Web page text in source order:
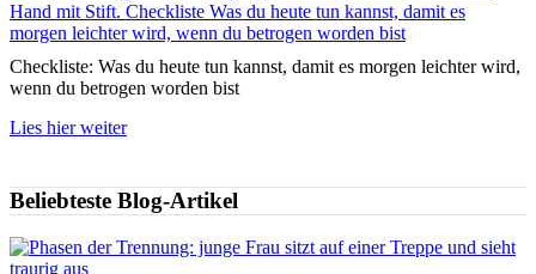
Checkliste: Was du heute tun kannst, damit es morgen leichter wird,
wenn du betrogen worden bist
Lies hier weiter
Beliebteste Blog-Artikel